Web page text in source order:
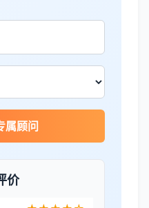
属顾问
价
泰国建厂的所有法
★★★★☆
复杂，多亏有专业